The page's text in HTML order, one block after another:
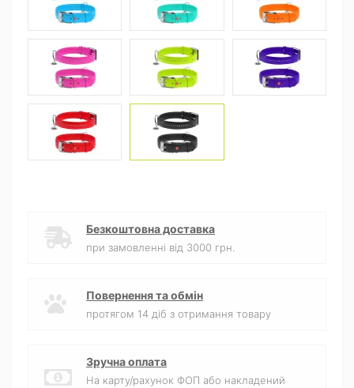
Безкоштовна доставка
при замовленні від 3000 грн.
Повернення та обмін
протягом 14 діб з отримання товару
Зручна оплата
На карту/рахунок ФОП або накладений